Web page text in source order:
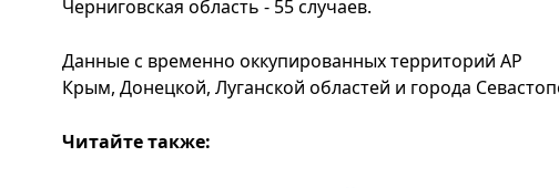
Черниговская область - 55 случаев.
Данные с временно оккупированных территорий АР
Крым, Донецкой, Луганской областей и города
Читайте также: